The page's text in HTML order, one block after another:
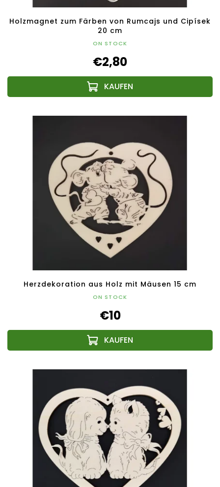
Holzmagnet zum Färben von Rumcajs und Cipísek
20 cm
ON STOCK
€2,80
Herzdekoration aus Holz mit Mäusen 15 cm
ON STOCK
€10